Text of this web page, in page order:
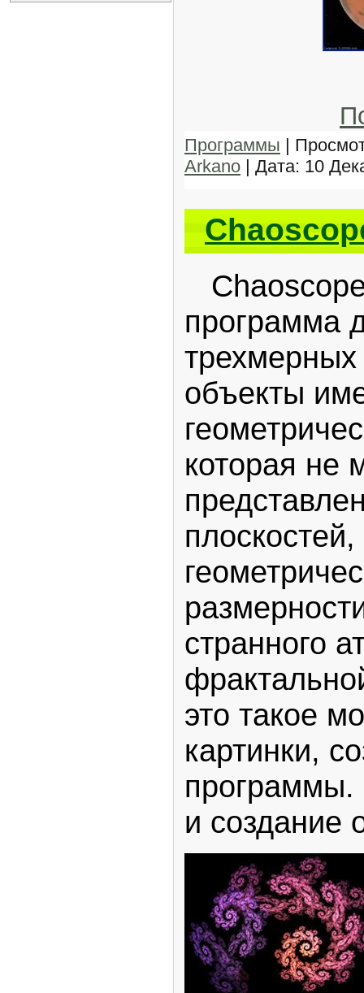
Программы |
Arkano | Дата: 10
программа
трехмерных
объекты
которая не
плоскостей,
странного
это такое
картинки,
программы.
и создание